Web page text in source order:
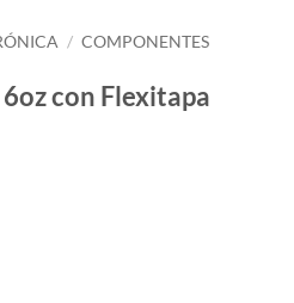
/ COMPONENTES
con Flexitapa